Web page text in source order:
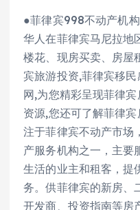
●菲律宾998不动产机
华人在菲律宾马尼拉地
楼花、现房买卖、房屋
宾旅游投资,菲律宾移
网,为您精彩呈现菲律
资源,您还可了解菲律
注于菲律宾不动产市场
产服务机构之一，主要
生活的业主和租客，提
务。供菲律宾的新房、
开发商、投资指南等房